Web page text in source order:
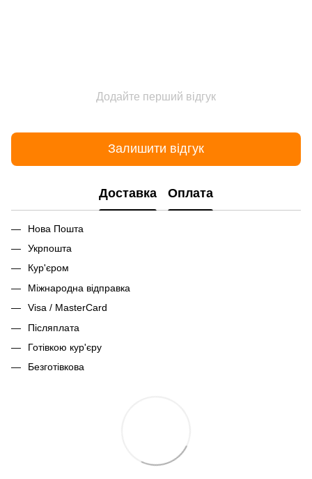
Додайте перший відгук
Залишити відгук
Доставка Оплата
Нова Пошта
Укрпошта
Кур'єром
Міжнародна відправка
Visa / MasterCard
Післяплата
Готівкою кур'єру
Безготівкова